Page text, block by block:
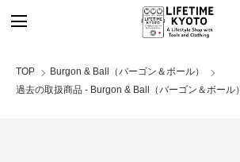
TOP
Burgon & Ball（バーゴン＆ボール）
過去の取扱商品 - Burgon & Ball（バーゴン＆ボール）